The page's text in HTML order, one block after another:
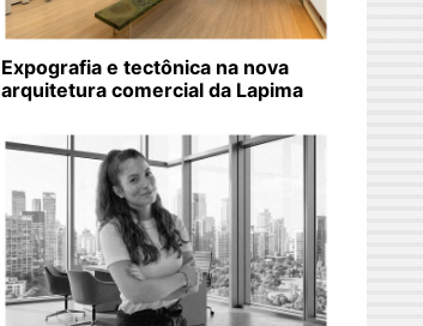
Expografia e tectônica na nova
arquitetura comercial da Lapima